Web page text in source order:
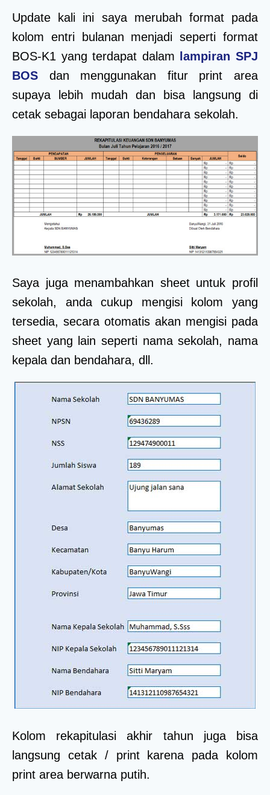
Update kali ini saya merubah format pada
kolom entri bulanan menjadi seperti format
BOS-K1 yang terdapat dalam
lampiran SPJ
BOS dan menggunakan fitur print area
supaya lebih mudah dan bisa langsung di
cetak sebagai laporan bendahara sekolah.
Saya juga menambahkan sheet untuk profil
sekolah, anda cukup mengisi kolom yang
tersedia, secara otomatis akan mengisi pada
sheet yang lain seperti nama sekolah, nama
kepala dan bendahara, dll.
Kolom rekapitulasi akhir tahun juga bisa
langsung cetak / print karena pada kolom
print area berwarna putih.